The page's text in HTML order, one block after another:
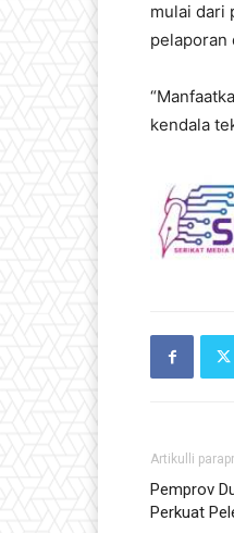
mulai dari
pelaporan
kendala
Artikulli
Pemprov
Perkuat